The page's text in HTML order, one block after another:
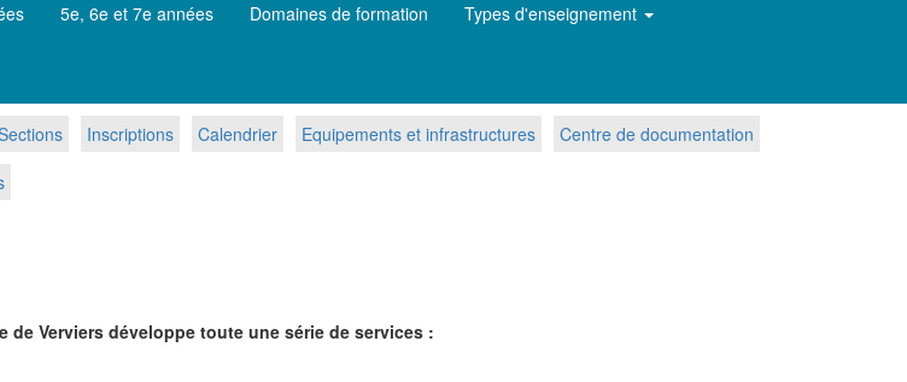
5e, 6e et 7e années Domaines de formation Types d'enseignement
Inscriptions Calendrier Equipements et infrastructures
Centre de documentation
Verviers développe toute une série de services :